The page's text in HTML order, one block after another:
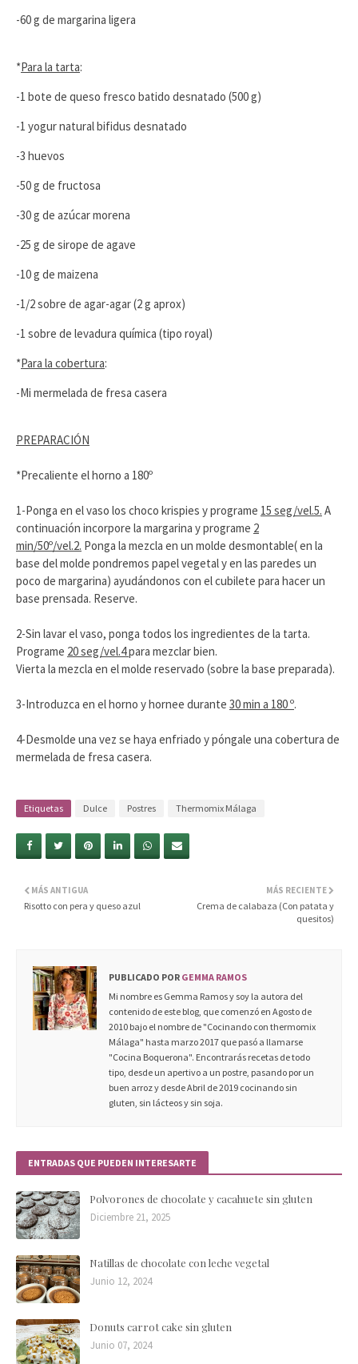
-60 g de margarina ligera
*Para la tarta:
-1 bote de queso fresco batido desnatado (500 g)
-1 yogur natural bifidus desnatado
-3 huevos
-50 g de fructosa
-30 g de azúcar morena
-25 g de sirope de agave
-10 g de maizena
-1/2 sobre de agar-agar (2 g aprox)
-1 sobre de levadura química (tipo royal)
*Para la cobertura:
-Mi mermelada de fresa casera
PREPARACIÓN
*Precaliente el horno a 180º
1-Ponga en el vaso los choco krispies y programe 15 seg/vel.5. A
continuación incorpore la margarina y programe 2
min/50º/vel.2. Ponga la mezcla en un molde desmontable( en la
base del molde pondremos papel vegetal y en las paredes un
poco de margarina) ayudándonos con el cubilete para hacer un
base prensada. Reserve.
2-Sin lavar el vaso, ponga todos los ingredientes de la tarta.
Programe 20 seg/vel.4para mezclar bien.
Vierta la mezcla en el molde reservado (sobre la base preparada).
3-Introduzca en el horno y hornee durante 30 min a 180 º.
4-Desmolde una vez se haya enfriado y póngale una cobertura de
mermelada de fresa casera.
Etiquetas Dulce Postres Thermomix Málaga
MÁS RECIENTE
Crema de calabaza (Con patata y
quesitos)
MÁS ANTIGUA
Risotto con pera y queso azul
PUBLICADO POR GEMMA RAMOS
Mi nombre es Gemma Ramos y soy la autora del
contenido de este blog, que comenzó en Agosto de
2010 bajo el nombre de "Cocinando con thermomix
Málaga" hasta marzo 2017 que pasó a llamarse
"Cocina Boquerona". Encontrarás recetas de todo
tipo, desde un apertivo a un postre, pasando por un
buen arroz y desde Abril de 2019 cocinando sin
gluten, sin lácteos y sin soja.
ENTRADAS QUE PUEDEN INTERESARTE
Polvorones de chocolate y cacahuete sin gluten
Diciembre 21, 2025
Natillas de chocolate con leche vegetal
Junio 12, 2024
Donuts carrot cake sin gluten
Junio 07, 2024